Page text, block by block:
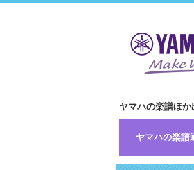
ヤマハの楽譜ほか
ヤマハの楽譜